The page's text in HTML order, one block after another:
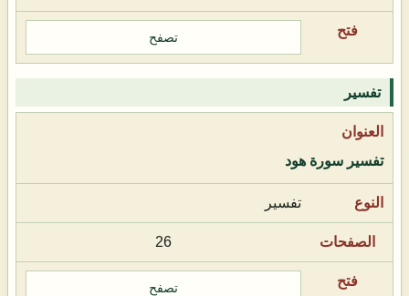
تصفح
تفسير
تفسير سورة هود
تفسير
26
تصفح